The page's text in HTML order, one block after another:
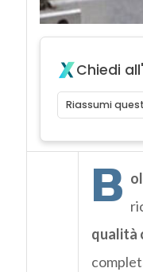
Chiedi
Riassumi
B
qualità